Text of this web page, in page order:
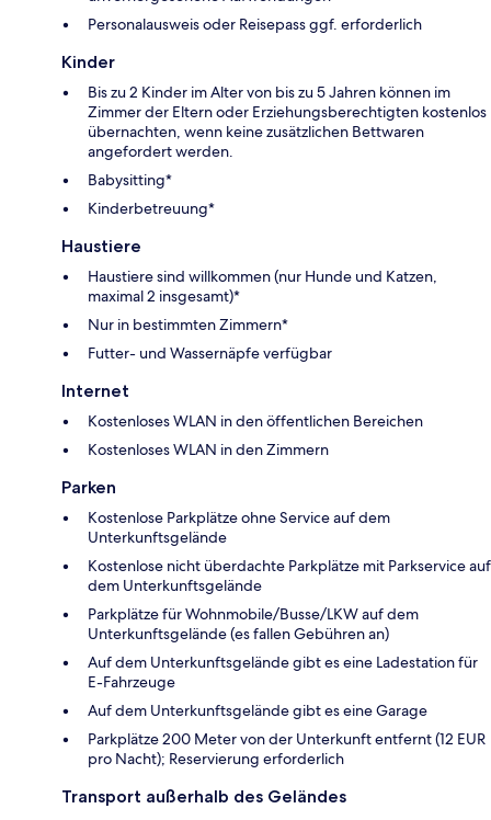
Personalausweis oder Reisepass ggf. erforderlich
Kinder
Bis zu 2 Kinder im Alter von bis zu 5 Jahren können im
Zimmer der Eltern oder Erziehungsberechtigten kostenlos
übernachten, wenn keine zusätzlichen Bettwaren
angefordert werden.
Babysitting*
Kinderbetreuung*
Haustiere
Haustiere sind willkommen (nur Hunde und Katzen,
maximal 2 insgesamt)*
Nur in bestimmten Zimmern*
Futter- und Wassernäpfe verfügbar
Internet
Kostenloses WLAN in den öffentlichen Bereichen
Kostenloses WLAN in den Zimmern
Parken
Kostenlose Parkplätze ohne Service auf dem
Unterkunftsgelände
Kostenlose nicht überdachte Parkplätze mit Parkservice auf
dem Unterkunftsgelände
Parkplätze für Wohnmobile/Busse/LKW auf dem
Unterkunftsgelände (es fallen Gebühren an)
Auf dem Unterkunftsgelände gibt es eine Ladestation für
E-Fahrzeuge
Auf dem Unterkunftsgelände gibt es eine Garage
Parkplätze 200 Meter von der Unterkunft entfernt (12 EUR
pro Nacht); Reservierung erforderlich
Transport außerhalb des Geländes